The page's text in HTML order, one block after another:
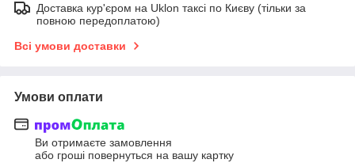
Доставка кур'єром на Uklon таксі по Києву (тільки за
повною передоплатою)
Всі умови доставки
Умови оплати
Ви отримаєте замовлення
або гроші повернуться на вашу картку